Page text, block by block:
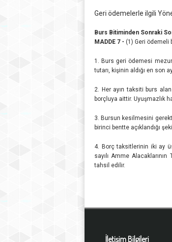
Geri ödemelerle ilgili
Burs Bitiminden Sonraki
MADDE 7 - (1) Geri ödemeli
1. Burs geri ödemesi
tutarı, kişinin aldığı en son
2. Her ayın taksiti burs
borçluya aittir. Uyuşmazlık
3. Bursun kesilmesini
birinci bentte açıklandığı
4. Borç taksitlerinin iki ay
sayılı Amme
tahsil edilir.
İletişim Bilgileri